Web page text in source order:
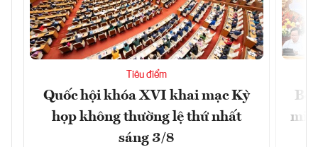
Tiêu điểm
Quốc hội khóa XVI khai mạc Kỳ
họp không thường lệ thứ nhất
sáng 3/8
Bộ